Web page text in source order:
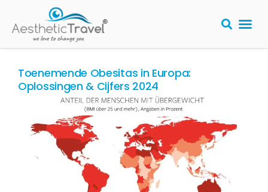
Toenemende Obesitas in Europa:
Oplossingen & Cijfers 2024